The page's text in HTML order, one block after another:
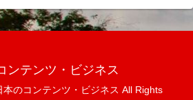
ンテンツ・ビジネス
のコンテンツ・ビジネス All Rights